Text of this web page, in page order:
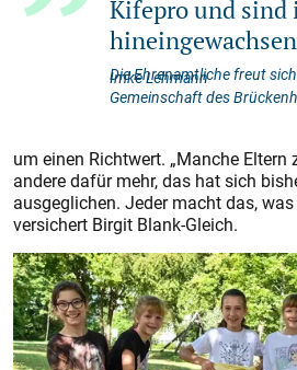
Kifepro und sind
Imke Lehmann
Die Ehrenamtliche freut
Gemeinschaft des
um einen Richtwert. „Manche Eltern
andere dafür mehr, das hat sich
ausgeglichen. Jeder macht das, was
versichert Birgit Blank-Gleich.